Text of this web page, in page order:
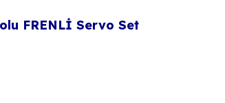
FRENLİ Servo Set